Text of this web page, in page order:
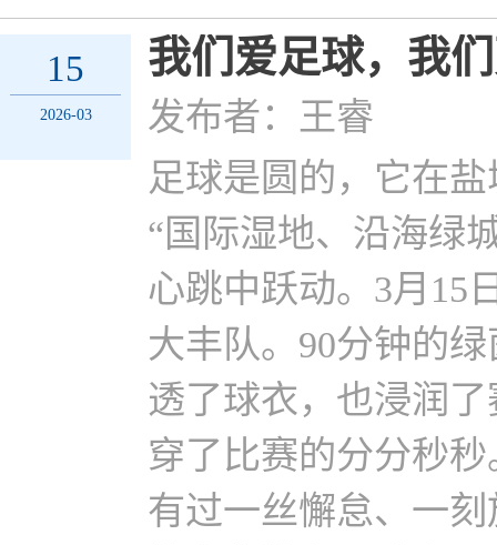
15
2026-03
我们爱足球，我
发布者：王睿
足球是圆的，它在
“国际湿地、沿海绿
心跳中跃动。3月15
大丰队。90分钟的
透了球衣，也浸润
穿了比赛的分分秒
有过一丝懈怠、一